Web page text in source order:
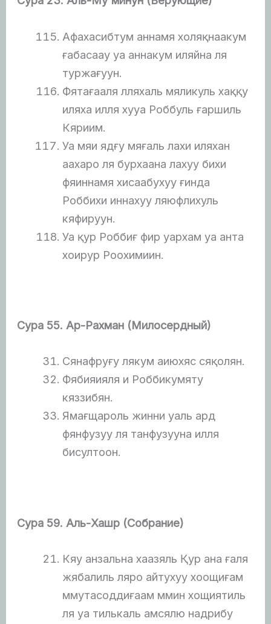
Афахасибтум аннамя холяқнаакум
ғабасаау уа аннакум иляйна ля
туржағуун.
Фятағааля лляхаль мяликуль хаққу
иляха илля хууа Роббуль ғаршиль
Кяриим.
Уа мяи ядғу мяғаль лахи иляхан
аахаро ля бурхаана лахуу бихи
фяиннамя хисаабухуу ғинда
Роббихи иннахуу ляюфлихуль
кяфируун.
Уа қур Роббиғ фир уархам уа анта
хоирур Роохимиин.
Сура 55. Ар-Рахман (Милосердный)
Сянафруғу лякум аиюхяс сяқолян.
Фябияияля и Роббикумяту
кяззибян.
Ямағщароль жинни уаль ард
фянфузуу ля танфузууна илля
бисултоон.
Сура 59. Аль-Хашр (Собрание)
Кяу анзальна хаазяль Қур ана ғаля
жябалиль ляро айтухуу хоощиғам
ммутасоддиғаам ммин хощиятиль
ля уа тилькаль амсялю надрибу